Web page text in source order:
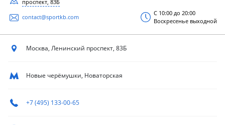
проспект, 83Б
contact@sportkb.com
С 10:00 до 20:00
Воскресенье выходной
Москва, Ленинский проспект, 83Б
Новые черёмушки, Новаторская
+7 (495) 133-00-65